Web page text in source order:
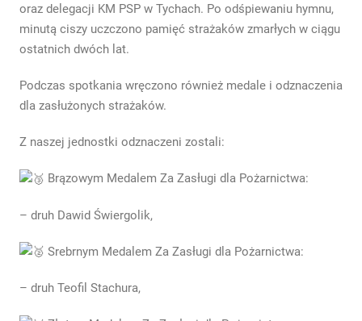
oraz delegacji KM PSP w Tychach. Po odśpiewaniu hymnu,
minutą ciszy uczczono pamięć strażaków zmarłych w ciągu
ostatnich dwóch lat.
Podczas spotkania wręczono również medale i odznaczenia
dla zasłużonych strażaków.
Z naszej jednostki odznaczeni zostali:
Brązowym Medalem Za Zasługi dla Pożarnictwa:
– druh Dawid Świergolik,
Srebrnym Medalem Za Zasługi dla Pożarnictwa:
– druh Teofil Stachura,